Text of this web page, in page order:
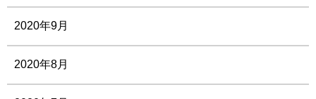
2020年9月
2020年8月